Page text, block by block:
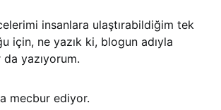
insanlara ulaştırabildiğim tek
için, ne yazık ki, blogun adıyla
da yazıyorum.
mecbur ediyor.